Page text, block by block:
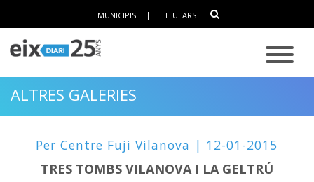
MUNICIPIS | TITULARS
ALTRES GALERIES
Per Centre Fuji Vilanova | 12-01-2015
TRES TOMBS VILANOVA I LA GELTRÚ